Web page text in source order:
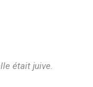
était juive.